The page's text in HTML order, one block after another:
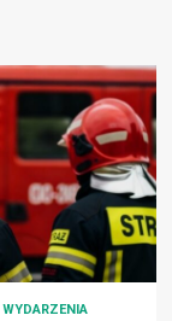
WYDARZENIA